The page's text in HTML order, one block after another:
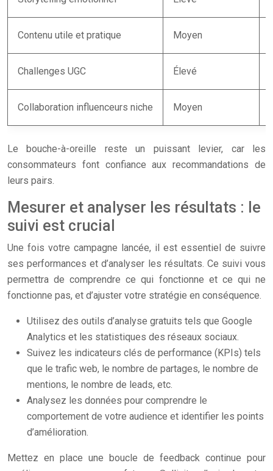
Contenu utile et pratique Moyen
Challenges UGC Élevé
Collaboration influenceurs niche Moyen
Le bouche-à-oreille reste un puissant levier, car les
consommateurs font confiance aux recommandations de
leurs pairs.
Mesurer et analyser les résultats : le
suivi est crucial
Une fois votre campagne lancée, il est essentiel de suivre
ses performances et d’analyser les résultats. Ce suivi vous
permettra de comprendre ce qui fonctionne et ce qui ne
fonctionne pas, et d’ajuster votre stratégie en conséquence.
Utilisez des outils d’analyse gratuits tels que Google
Analytics et les statistiques des réseaux sociaux.
Suivez les indicateurs clés de performance (KPIs) tels
que le trafic web, le nombre de partages, le nombre de
mentions, le nombre de leads, etc.
Analysez les données pour comprendre le
comportement de votre audience et identifier les points
d’amélioration.
Mettez en place une boucle de feedback continue pour